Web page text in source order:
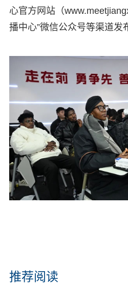
心官方网站（
播中心”微信公众号等渠道发
推荐阅读